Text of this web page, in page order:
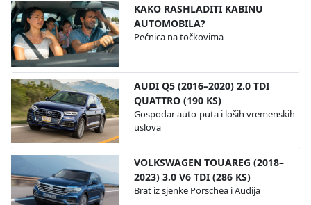
KAKO RASHLADITI KABINU
AUTOMOBILA?
Pećnica na točkovima
AUDI Q5 (2016–2020) 2.0 TDI
QUATTRO (190 KS)
Gospodar auto-puta i loših vremenskih
uslova
VOLKSWAGEN TOUAREG (2018–
2023) 3.0 V6 TDI (286 KS)
Brat iz sjenke Porschea i Audija